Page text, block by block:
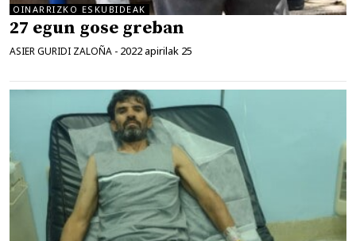
OINARRIZKO ESKUBIDEAK
27 egun gose greban
ASIER GURIDI ZALOÑA - 2022 apirilak 25